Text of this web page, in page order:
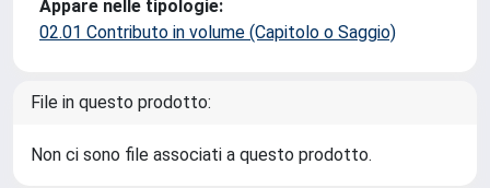
Appare nelle tipologie:
02.01 Contributo in volume (Capitolo o Saggio)
File in questo prodotto:
Non ci sono file associati a questo prodotto.